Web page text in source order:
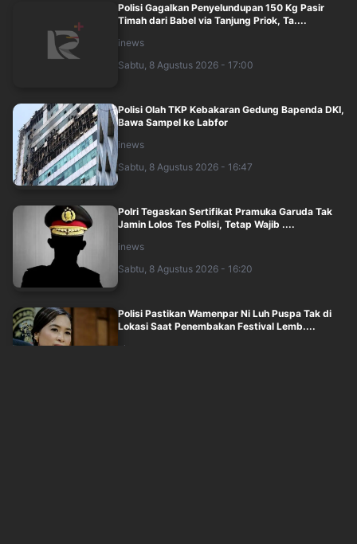
Polisi Gagalkan Penyelundupan 150 Kg Pasir
Timah dari Babel via Tanjung Priok, Ta....
inews
Sabtu, 8 Agustus 2026 - 17:00
Polisi Olah TKP Kebakaran Gedung Bapenda DKI,
Bawa Sampel ke Labfor
inews
Sabtu, 8 Agustus 2026 - 16:47
Polri Tegaskan Sertifikat Pramuka Garuda Tak
Jamin Lolos Tes Polisi, Tetap Wajib ....
inews
Sabtu, 8 Agustus 2026 - 16:20
Polisi Pastikan Wamenpar Ni Luh Puspa Tak di
Lokasi Saat Penembakan Festival Lemb....
okezone